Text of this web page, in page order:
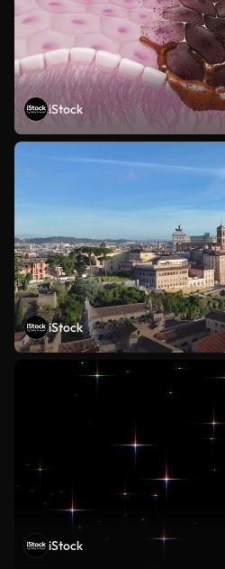
iStock
iStock
iStock